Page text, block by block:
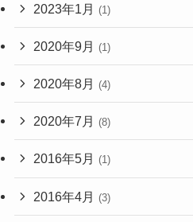
2023年1月 (1)
2020年9月 (1)
2020年8月 (4)
2020年7月 (8)
2016年5月 (1)
2016年4月 (3)